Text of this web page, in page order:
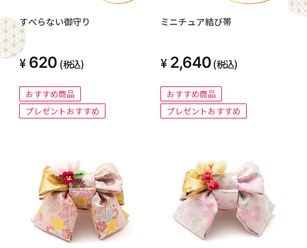
すべらない御守り
620 (税込)
おすすめ商品
プレゼントおすすめ
ミニチュア結び帯
2,640 (税込)
おすすめ商品
プレゼントおすすめ